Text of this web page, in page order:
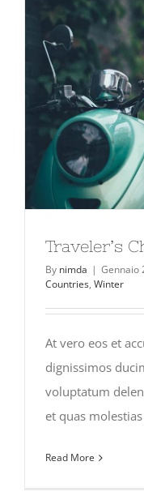
Traveler’s
By nimda | Gennaio
Countries, Winter
At vero eos et
dignissimos
voluptatum
et quas
Read More